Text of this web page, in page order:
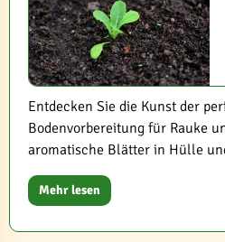
Entdecken Sie die Kunst der
Bodenvorbereitung für Rauke
aromatische Blätter in Hülle
Mehr lesen